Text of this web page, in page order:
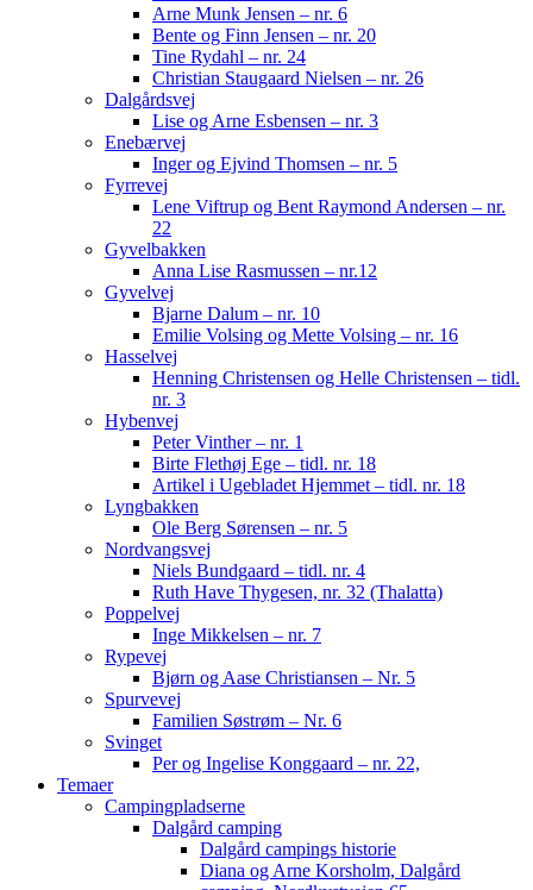
Arne Munk Jensen – nr. 6
Bente og Finn Jensen – nr. 20
Tine Rydahl – nr. 24
Christian Staugaard Nielsen – nr. 26
Dalgårdsvej
Lise og Arne Esbensen – nr. 3
Enebærvej
Inger og Ejvind Thomsen – nr. 5
Fyrrevej
Lene Viftrup og Bent Raymond Andersen – nr.
22
Gyvelbakken
Anna Lise Rasmussen – nr.12
Gyvelvej
Bjarne Dalum – nr. 10
Emilie Volsing og Mette Volsing – nr. 16
Hasselvej
Henning Christensen og Helle Christensen – tidl.
nr. 3
Hybenvej
Peter Vinther – nr. 1
Birte Flethøj Ege – tidl. nr. 18
Artikel i Ugebladet Hjemmet – tidl. nr. 18
Lyngbakken
Ole Berg Sørensen – nr. 5
Nordvangsvej
Niels Bundgaard – tidl. nr. 4
Ruth Have Thygesen, nr. 32 (Thalatta)
Poppelvej
Inge Mikkelsen – nr. 7
Rypevej
Bjørn og Aase Christiansen – Nr. 5
Spurvevej
Familien Søstrøm – Nr. 6
Svinget
Per og Ingelise Konggaard – nr. 22,
Temaer
Campingpladserne
Dalgård camping
Dalgård campings historie
Diana og Arne Korsholm, Dalgård